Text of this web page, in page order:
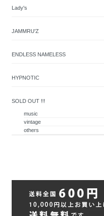
Lady's
JAMMRU'Z
ENDLESS NAMELESS
HYPNOTIC
SOLD OUT !!!
music
vintage
others